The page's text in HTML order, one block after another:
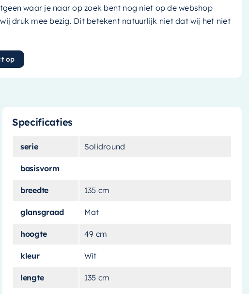
waar je naar op zoek bent nog niet op de webshop
druk mee bezig. Dit betekent natuurlijk niet dat wij het niet
op
Specificaties
serie Solidround
basisvorm
breedte 135 cm
glansgraad Mat
hoogte 49 cm
kleur Wit
lengte 135 cm